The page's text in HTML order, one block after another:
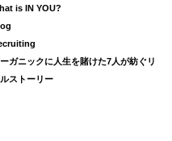
is IN YOU?
ガニックに人生を賭けた7人が紡ぐリ
ストーリー